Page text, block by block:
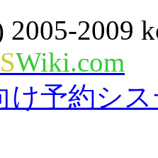
2005-2009
SWiki.com
け予約シ